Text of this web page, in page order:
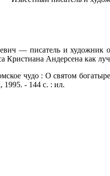
— писатель и художник
Кристиана Андерсена как
чудо : О святом
- 144 с. : ил.